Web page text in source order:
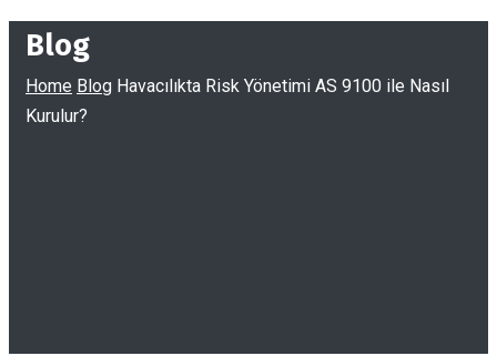
Blog
Home Blog Havacılıkta Risk Yönetimi AS 9100 ile Nasıl
Kurulur?